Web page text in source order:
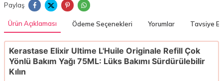
Paylaş
Ürün Açıklaması Ödeme Seçenekleri Yorumlar Tavsiye Et
Kerastase Elixir Ultime L'Huile Originale Refill Çok
Yönlü Bakım Yağı 75ML: Lüks Bakımı Sürdürülebilir
Kılın